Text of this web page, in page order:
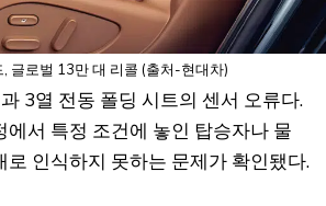
글로벌 13만 대 리콜 (출처-현대차)
3열 전동 폴딩 시트의 센서 오류다.
에서 특정 조건에 놓인 탑승자나 물
로 인식하지 못하는 문제가 확인됐다.